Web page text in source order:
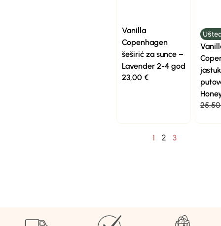
Vanilla
Copenhagen
šeširić za sunce –
Lavender 2-4 god
23,00 €
1 2 3